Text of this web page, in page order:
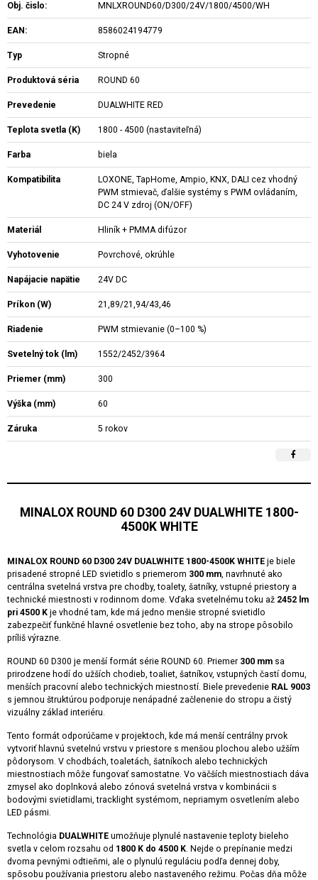
Obj. čislo: MNLXROUND60/D300/24V/1800/4500/WH
EAN: 8586024194779
Typ Stropné
Produktová séria ROUND 60
Prevedenie DUALWHITE RED
Teplota svetla (K) 1800 - 4500 (nastaviteľná)
Farba biela
Kompatibilita
LOXONE, TapHome, Ampio, KNX, DALI cez vhodný
PWM stmievač, ďalšie systémy s PWM ovládaním,
DC 24 V zdroj (ON/OFF)
Materiál Hliník + PMMA difúzor
Vyhotovenie Povrchové, okrúhle
Napájacie napätie 24V DC
Príkon (W) 21,89/21,94/43,46
Riadenie PWM stmievanie (0–100 %)
Svetelný tok (lm) 1552/2452/3964
Priemer (mm) 300
Výška (mm) 60
Záruka 5 rokov
MINALOX ROUND 60 D300 24V DUALWHITE 1800-
4500K WHITE
MINALOX ROUND 60 D300 24V DUALWHITE 1800-4500K WHITE je biele
prisadené stropné LED svietidlo s priemerom 300 mm, navrhnuté ako
centrálna svetelná vrstva pre chodby, toalety, šatníky, vstupné priestory a
technické miestnosti v rodinnom dome. Vďaka svetelnému toku až 2452 lm
pri 4500 K je vhodné tam, kde má jedno menšie stropné svietidlo
zabezpečiť funkčné hlavné osvetlenie bez toho, aby na strope pôsobilo
príliš výrazne.
ROUND 60 D300 je menší formát série ROUND 60. Priemer 300 mm sa
prirodzene hodí do užších chodieb, toaliet, šatníkov, vstupných častí domu,
menších pracovní alebo technických miestností. Biele prevedenie RAL 9003
s jemnou štruktúrou podporuje nenápadné začlenenie do stropu a čistý
vizuálny základ interiéru.
Tento formát odporúčame v projektoch, kde má menší centrálny prvok
vytvoriť hlavnú svetelnú vrstvu v priestore s menšou plochou alebo užším
pôdorysom. V chodbách, toaletách, šatníkoch alebo technických
miestnostiach môže fungovať samostatne. Vo väčších miestnostiach dáva
zmysel ako doplnková alebo zónová svetelná vrstva v kombinácii s
bodovými svietidlami, tracklight systémom, nepriamym osvetlením alebo
LED pásmi.
Technológia DUALWHITE umožňuje plynulé nastavenie teploty bieleho
svetla v celom rozsahu od 1800 K do 4500 K. Nejde o prepínanie medzi
dvoma pevnými odtieňmi, ale o plynulú reguláciu podľa dennej doby,
spôsobu používania priestoru alebo nastaveného režimu. Počas dňa môže